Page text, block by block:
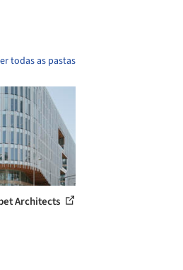
todas as pastas
Architects